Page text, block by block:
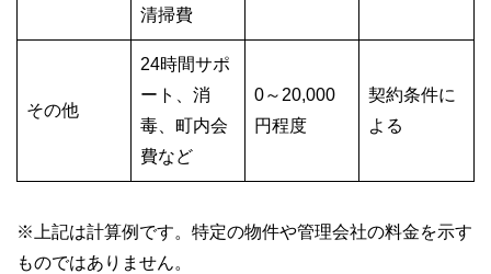
清掃費
その他
24時間サポ
ート、消
毒、町内会
費など
0～20,000
円程度
契約条件に
よる
※上記は計算例です。特定の物件や管理会社の料金を示す
ものではありません。